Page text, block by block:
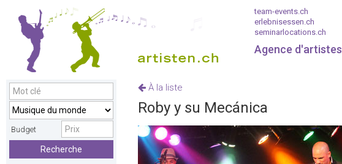
team-events.ch
erlebnisessen.ch
seminarlocations.ch
Agence d'artistes
Budget
Recherche
À la liste
Roby y su Mecánica